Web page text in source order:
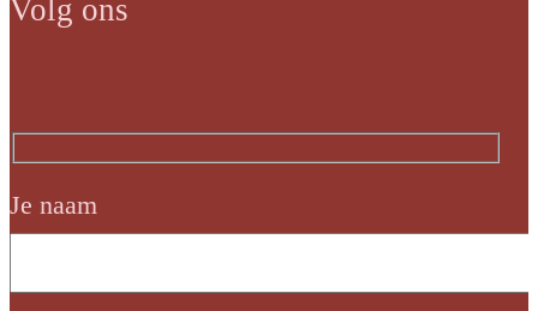
Volg ons
Je naam